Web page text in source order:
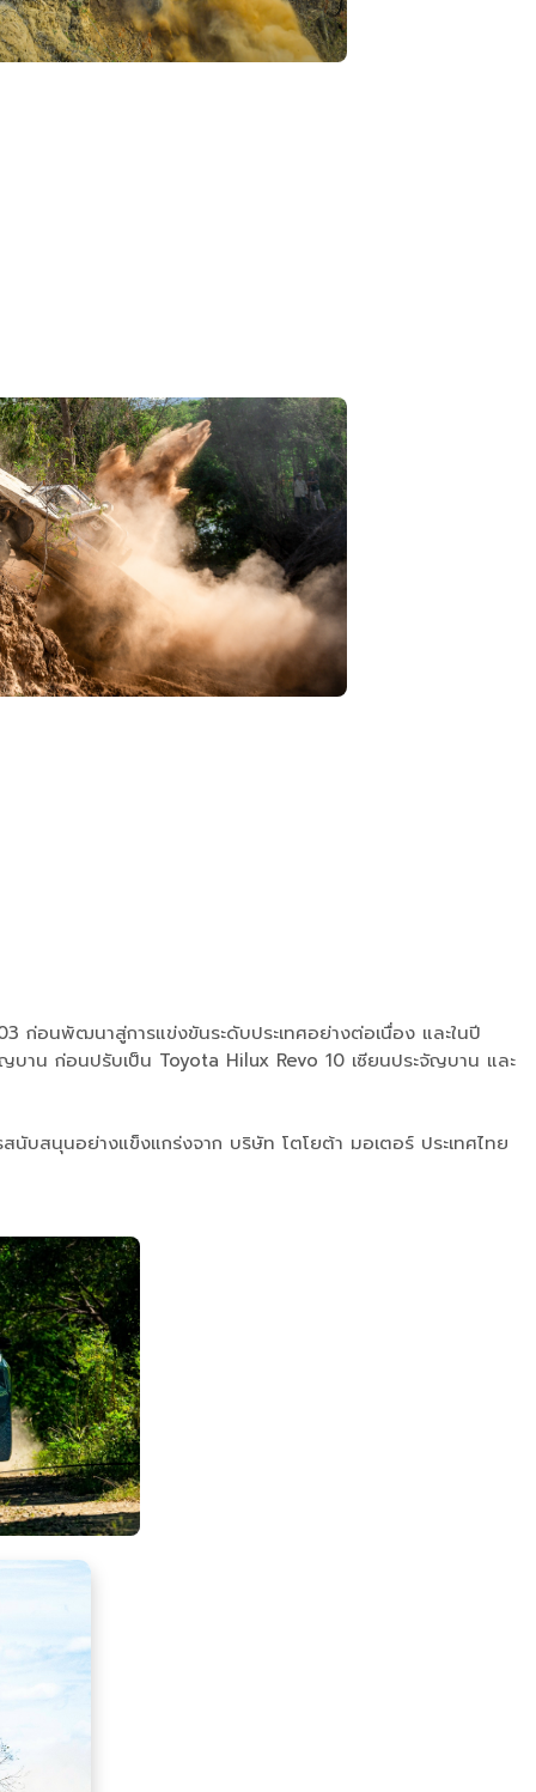
ก่อนพัฒนาสู่การแข่งขันระดับประเทศอย่างต่อเนื่อง และในปี
บาน ก่อนปรับเป็น Toyota Hilux Revo 10 เซียนประจัญบาน และ
บสนุนอย่างแข็งแกร่งจาก บริษัท โตโยต้า มอเตอร์ ประเทศไทย